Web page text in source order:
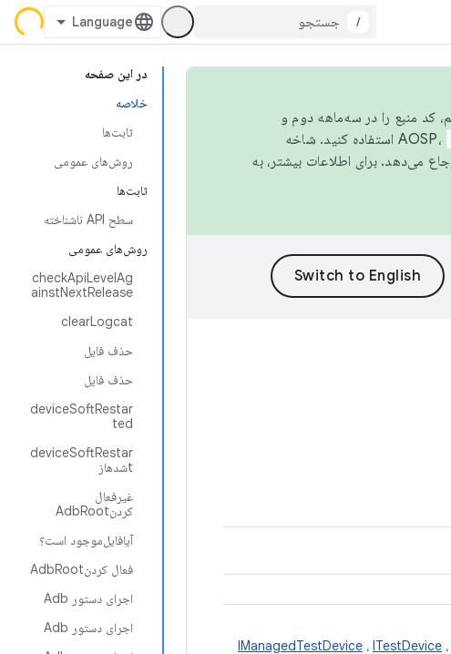
/
در این صفحه
خلاصه
ثابت‌ها
روش‌های عمومی
ثابت‌ها
سطح API ناشناخته
روش‌های عمومی
checkApiLevelAg
ainstNextRelease
clearLogcat
حذف فایل
حذف فایل
deviceSoftRestar
ted
deviceSoftRestar
tشدهاز
غیرفعال
کردنAdbRoot
آیافایل‌موجود است؟
فعال کردنAdbRoot
اجرای دستور Adb
اجرای دستور Adb
کد منبع را در سه‌ماهه دوم و
استفاده کنید. شاخه
IManagedTestDevice ، ITestDevice ،